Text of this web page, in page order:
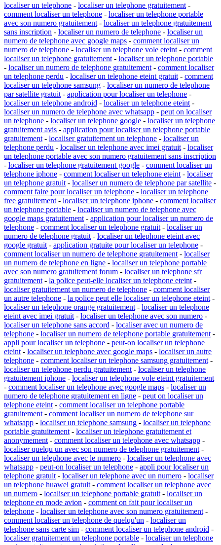
localiser un telephone - localiser un telephone gratuitement -
comment localiser un telephone - localiser un telephone portable
avec son numero gratuitement - localiser un telephone gratuitement
sans inscription - localiser un numero de telephone - localiser un
numero de telephone avec google maps - comment localiser un
numero de telephone - localiser un telephone vole eteint - comment
localiser un telephone gratuitement - localiser un telephone portable
- localiser un numero de telephone gratuitement - comment localiser
un telephone perdu - localiser un telephone eteint gratuit - comment
localiser un telephone samsung - localiser un numero de telephone
par satellite gratuit - application pour localiser un telephone -
localiser un telephone android - localiser un telephone eteint -
localiser un numero de telephone avec whatsapp - peut on localiser
un telephone - localiser un telephone google - localiser un telephone
gratuitement avis - application pour localiser un telephone portable
gratuitement - localiser gratuitement un telephone - localiser un
telephone perdu - localiser un telephone avec imei gratuit - localiser
un telephone portable avec son numero gratuitement sans inscription
- localiser un telephone gratuitement google - comment localiser un
telephone iphone - comment localiser un telephone eteint - localiser
un telephone gratuit - localiser un numero de telephone par satellite -
comment faire pour localiser un telephone - localiser un telephone
free gratuitement - localiser un telephone iphone - comment localiser
un telephone portable - localiser un numero de telephone avec
google maps gratuitement - application pour localiser un numero de
telephone - comment localiser un telephone gratuit - localiser un
numero de telephone gratuit - localiser un telephone eteint avec
google gratuit - application gratuite pour localiser un telephone -
comment localiser un numero de telephone gratuitement - localiser
un numero de telephone en ligne - localiser un telephone portable
avec son numero gratuitement forum - localiser un telephone sfr
gratuitement - la police peut-elle localiser un telephone eteint -
localiser gratuitement un numero de telephone - comment localiser
un autre telephone - la police peut elle localiser un telephone eteint -
localiser un telephone orange gratuitement - localiser un telephone
eteint avec imei gratuit - localiser un telephone avec son numero -
localiser un telephone sans accord - localiser avec un numero de
telephone - localiser un numero de telephone portable gratuitement -
appli pour localiser un telephone - peut-on localiser un telephone
eteint - localiser un telephone avec google maps - localiser un autre
telephone - comment localiser un telephone samsung gratuitement -
localiser un telephone perdu gratuitement - localiser un telephone
gratuitement iphone - localiser un telephone vole eteint gratuitement
- comment localiser un telephone avec google maps - localiser un
numero de telephone gratuitement en ligne - peut on localiser un
telephone eteint - comment localiser un telephone portable
gratuitement - comment localiser un numero de telephone sur
whatsapp - localiser un telephone samsung - localiser un telephone
portable gratuitement - localiser un telephone gratuitement et
anonymement - comment localiser un telephone avec whatsapp -
localiser quelqu un avec son numero de telephone gratuitement -
localiser un telephone avec le numero - localiser un telephone avec
whatsapp - peut-on localiser un telephone - appli pour localiser un
telephone gratuit - localiser un telephone avec un numero - localiser
un telephone huawei gratuit - comment localiser un telephone avec
un numero - localiser un telephone portable gratuit - localiser un
telephone en mode avion - comment on fait pour localiser un
telephone - localiser un telephone avec son numero gratuitement -
comment localiser un telephone de quelqu'un - localiser un
telephone sans carte sim - comment localiser un telephone android -
localiser gratuitement un telephone portable - localiser un telephone